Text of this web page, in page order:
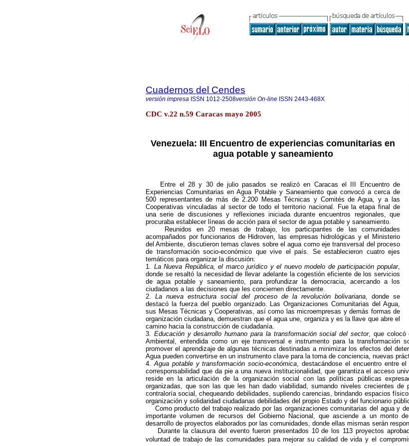
Cuadernos del Cendes
versión impresa ISSN 1012-2508versión On-line ISSN 2443-468X
CDC v.22 n.59 Caracas mayo 2005
Venezuela: III Encuentro de experiencias comunitarias en
agua potable y saneamiento
Entre el 28 y 30 de julio pasados se realizó en Caracas el III Encuentro de
Experiencias Comunitarias en Agua Potable y Saneamiento que convocó a cerca de
500 representantes de más de 2.200 Mesas Técnicas y Comités de Agua, y a las
Cooperativas vinculadas al sector de todo el territorio nacional. Fue la etapa final de
una serie de discusiones y reflexiones iniciada durante encuentros regionales, que
procuraba establecer líneas de acción para el sector de agua potable y saneamiento.
Reunidos en 20 mesas de trabajo, los participantes de las comunidades
acompañados por funcionarios de Hidroven, las empresas hidrológicas y el Ministerio
del Ambiente, discutieron temas claves sobre el agua como eje transversal del proceso
de transformación socio-económico que vive el país. Se establecieron cuatro ejes
temáticos para organizar la discusión:
1. La Nueva República, el marco jurídico y el nuevo modelo de participación popular,
donde se resaltó la necesidad de llevar adelante la cogestión eficiente de los servicios
de agua potable y saneamiento, para profundizar la democracia, acercando a los
ciudadanos a las decisiones que les conciernen directamente.
2.La nueva estructura social del proceso de la revolución bolivariana, donde se
destacó la fuerza del pueblo organizado. Las Organizaciones Comunitarias del Agua,
sus Mesas Técnicas y Cooperativas, así como las microempresas y demás formas de
organización ciudadana, demuestran que el agua une, organiza y es la llave que abre el
camino hacia la construcción de ciudadanía.
3. Educación y desarrollo humano para la transformación social del sector, que colocó
Ambiental, entendida como un eje transversal e instrumento para la
promover el aprendizaje de algunas técnicas destinadas a minimizar los efectos del
Agua pueden convertirse en un instrumento clave para la toma de conciencia, nuevas
4.Agua potable y transformación socio-económica, destacándose el encuentro entre
corresponsabilidad que da pie a una nueva institucionalidad, que garantiza el acceso
reside en la articulación de la organización social con las políticas públicas
organizadas, que son las que les han dado viabilidad, sumando niveles crecientes de
contraloría social, chequeando debilidades, supliendo carencias, brindando espacios
organización y solidaridad ciudadanas debilidades del propio Estado y del funcionario
Como producto del trabajo realizado por las organizaciones comunitarias del agua y
importante volumen de recursos del Gobierno Nacional, que asciende a un monto
desarrollo de proyectos elaborados por las comunidades, donde ellas mismas serán
Durante la clausura del evento fueron presentados 10 de los 113 proyectos
voluntad de trabajo de las comunidades para mejorar su calidad de vida y el